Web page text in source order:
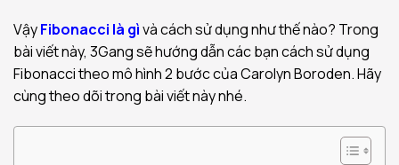
VậyFibonacci là gìvà cách sử dụng như thế nào? Trong
bài viết này, 3Gang sẽ hướng dẫn các bạn cách sử dụng
Fibonacci theo mô hình 2 bước của Carolyn Boroden. Hãy
cùng theo dõi trong bài viết này nhé.